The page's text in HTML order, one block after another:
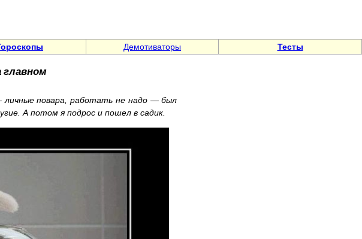
Демотиваторы Тесты
главном
личные повара, работать не надо — был
А потом я подрос и пошел в садик.